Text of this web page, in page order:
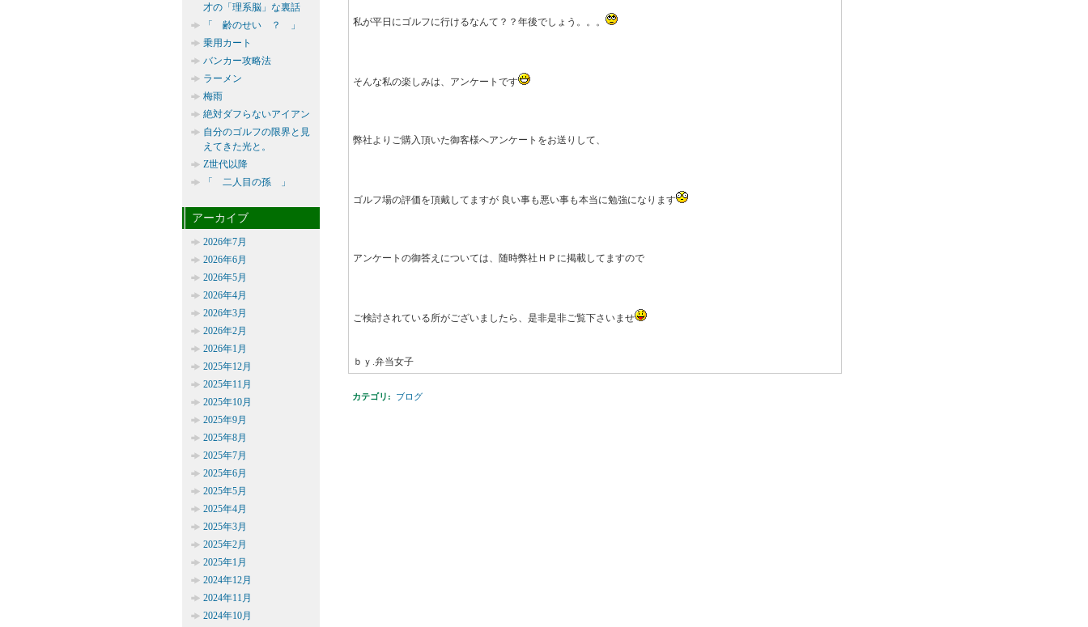
私が平日にゴルフに行けるなんて？？年後でしょう。。。
そんな私の楽しみは、アンケートです
弊社よりご購入頂いた御客様へアンケートをお送りして、
ゴルフ場の評価を頂戴してますが 良い事も悪い事も本当に勉強になります
アンケートの御答えについては、随時弊社ＨＰに掲載してますので
ご検討されている所がございましたら、是非是非ご覧下さいませ
ｂｙ.弁当女子
カテゴリ : ブログ
才の「理系脳」な裏話
「 齢のせい ？ 」
乗用カート
バンカー攻略法
ラーメン
梅雨
絶対ダフらないアイアン
自分のゴルフの限界と見
えてきた光と。
Z世代以降
「 二人目の孫 」
アーカイブ
2026年7月
2026年6月
2026年5月
2026年4月
2026年3月
2026年2月
2026年1月
2025年12月
2025年11月
2025年10月
2025年9月
2025年8月
2025年7月
2025年6月
2025年5月
2025年4月
2025年3月
2025年2月
2025年1月
2024年12月
2024年11月
2024年10月